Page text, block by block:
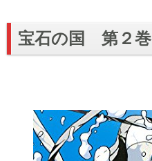
宝石の国 第２巻